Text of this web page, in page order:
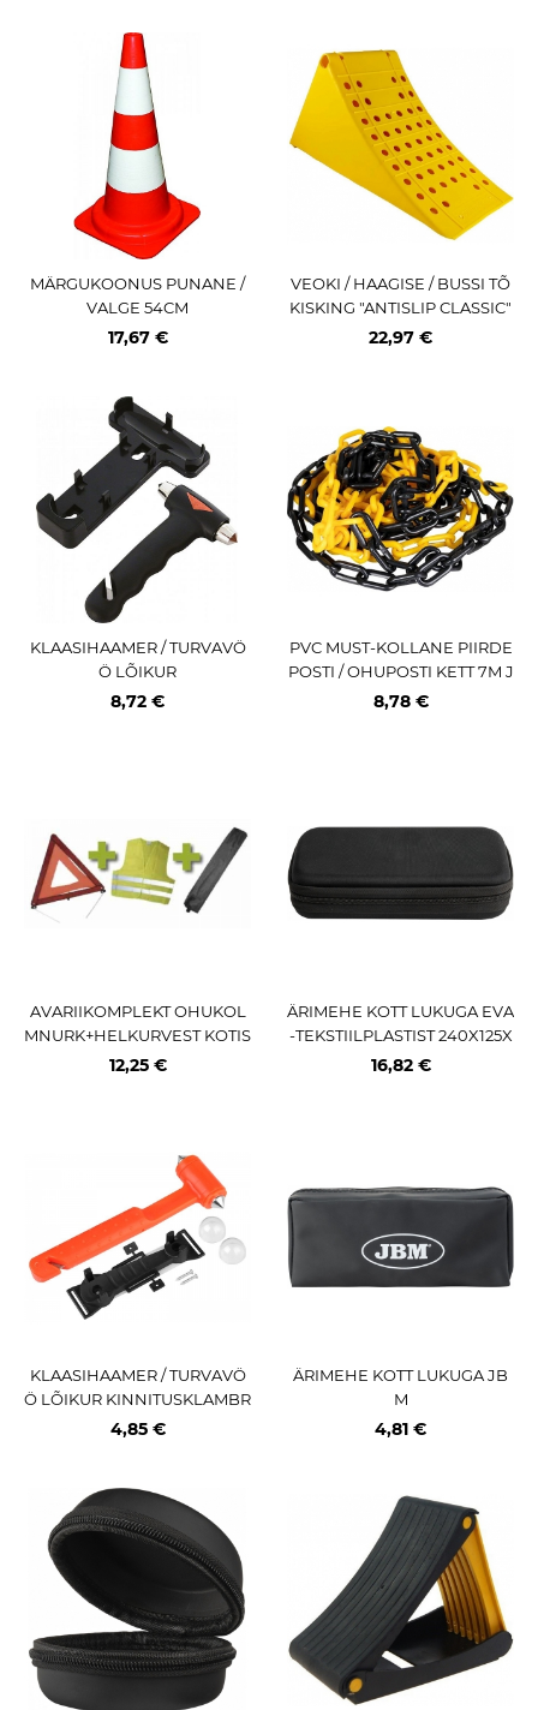
MÄRGUKOONUS PUNANE /
VALGE 54CM
17,67 €
VEOKI / HAAGISE / BUSSI TÕ
KISKING "ANTISLIP CLASSIC"
DIN76051 / CE 470X200X230
22,97 €
KLAASIHAAMER / TURVAVÖ
Ö LÕIKUR
8,72 €
PVC MUST-KOLLANE PIIRDE
POSTI / OHUPOSTI KETT 7M J
BM
8,78 €
AVARIIKOMPLEKT OHUKOL
MNURK+HELKURVEST KOTIS
JBM
12,25 €
ÄRIMEHE KOTT LUKUGA EVA
-TEKSTIILPLASTIST 240X125X
60MM JBM
16,82 €
KLAASIHAAMER / TURVAVÖ
Ö LÕIKUR KINNITUSKLAMBR
IGA CARMOTION
4,85 €
ÄRIMEHE KOTT LUKUGA JB
M
4,81 €